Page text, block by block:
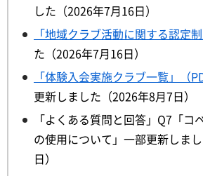
した（2026年7月16日）
「地域クラブ活動に関する認定制
た（2026年7月16日）
「体験入会実施クラブ一覧」（
更新しました（2026年8月7日）
「よくある質問と回答」Q7「コ
の使用について」一部更新しま
日）